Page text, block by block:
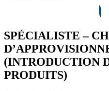
SPÉCIALISTE –
(INTRODUCTION
PRODUITS)